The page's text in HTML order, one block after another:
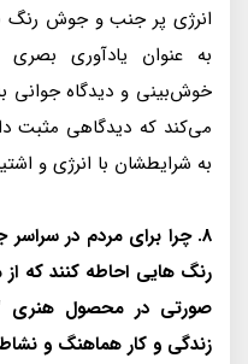
انرژی پر جنب و جوش
به عنوان یادآوری بصری
خوش‌بینی و دیدگاه جوانی
می‌کند که دیدگاهی مثبت
به شرایطشان با انرژی و
8. چرا برای مردم در
رنگ هایی احاطه کنند که
صورتی در محصول هنری
زندگی و کار هماهنگ و